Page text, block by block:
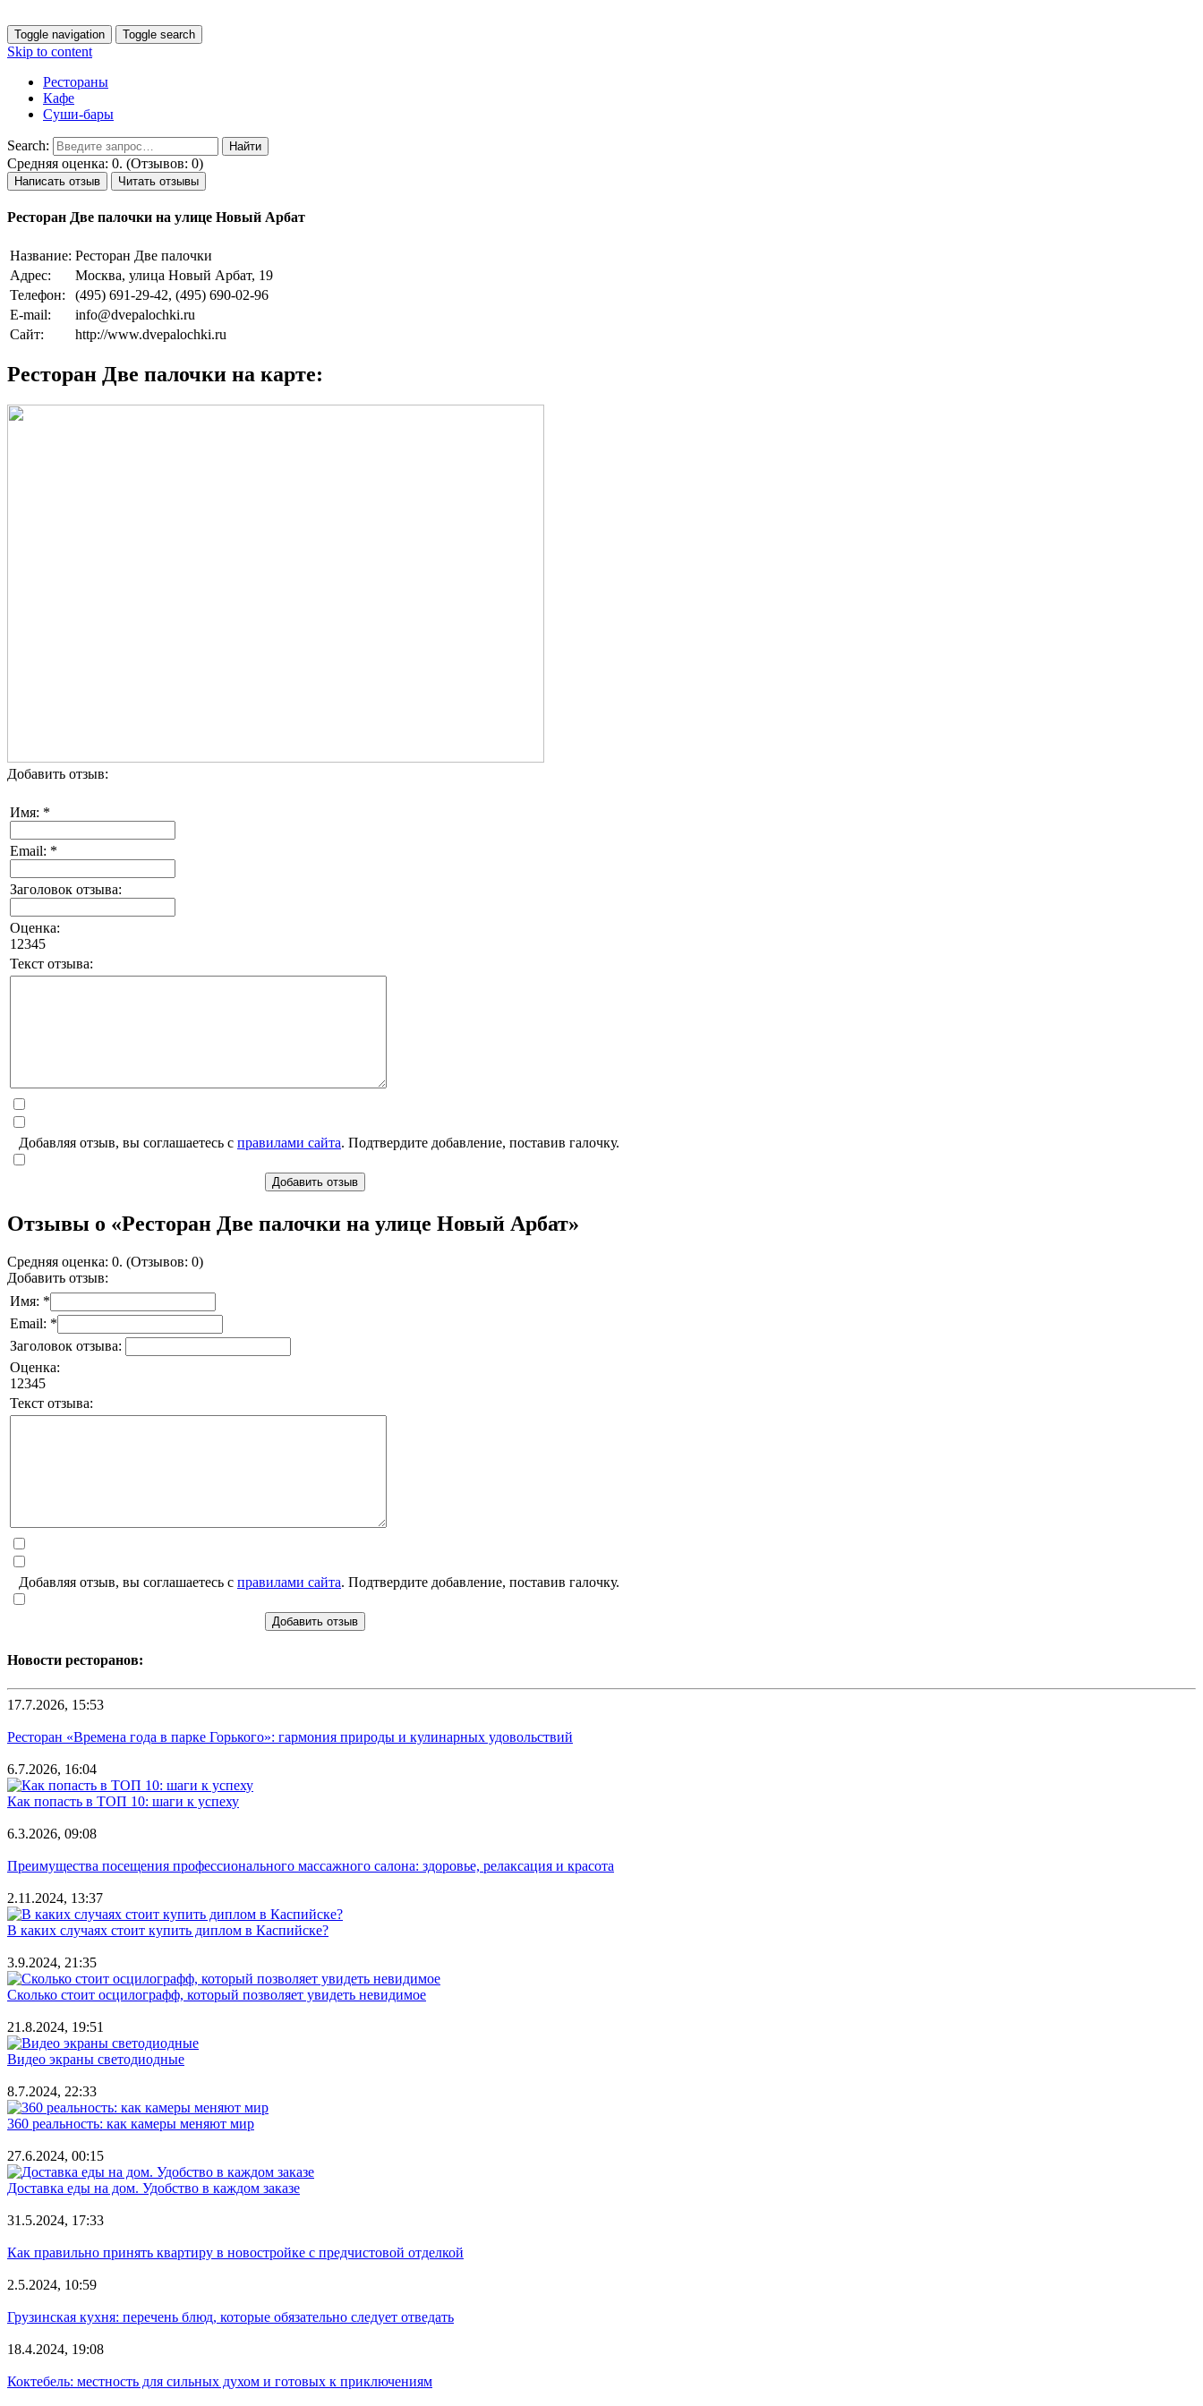
Toggle navigation Toggle search
Skip to content
Рестораны
Кафе
Суши-бары
Search:
Средняя оценка: 0. (Отзывов: 0)
Написать отзыв Читать отзывы
Ресторан Две палочки на улице Новый Арбат
Название: Ресторан Две палочки
Адрес:
Москва, улица Новый Арбат, 19
Телефон:
(495) 691-29-42, (495) 690-02-96
E-mail:
info@dvepalochki.ru
Сайт:
http://www.dvepalochki.ru
Ресторан Две палочки на карте:
Добавить отзыв:
Имя: *
Email: *
Заголовок отзыва:
Оценка:
1 2345
Текст отзыва:
Добавляя отзыв, вы соглашаетесь с правилами сайта. Подтвердите добавление, поставив галочку.
Добавить отзыв
Отзывы о «Ресторан Две палочки на улице Новый Арбат»
Средняя оценка: 0. (Отзывов: 0)
Добавить отзыв:
Имя: *
Email: *
Заголовок отзыва:
Оценка:
1 2345
Текст отзыва:
Добавляя отзыв, вы соглашаетесь с правилами сайта. Подтвердите добавление, поставив галочку.
Добавить отзыв
Новости ресторанов:
17.7.2026, 15:53
Ресторан «Времена года в парке Горького»: гармония природы и кулинарных удовольствий
6.7.2026, 16:04
Как попасть в ТОП 10: шаги к успеху
6.3.2026, 09:08
Преимущества посещения профессионального массажного салона: здоровье, релаксация и красота
2.11.2024, 13:37
В каких случаях стоит купить диплом в Каспийске?
3.9.2024, 21:35
Сколько стоит осцилографф, который позволяет увидеть невидимое
21.8.2024, 19:51
Видео экраны светодиодные
8.7.2024, 22:33
360 реальность: как камеры меняют мир
27.6.2024, 00:15
Доставка еды на дом. Удобство в каждом заказе
31.5.2024, 17:33
Как правильно принять квартиру в новостройке с предчистовой отделкой
2.5.2024, 10:59
Грузинская кухня: перечень блюд, которые обязательно следует отведать
18.4.2024, 19:08
Коктебель: местность для сильных духом и готовых к приключениям